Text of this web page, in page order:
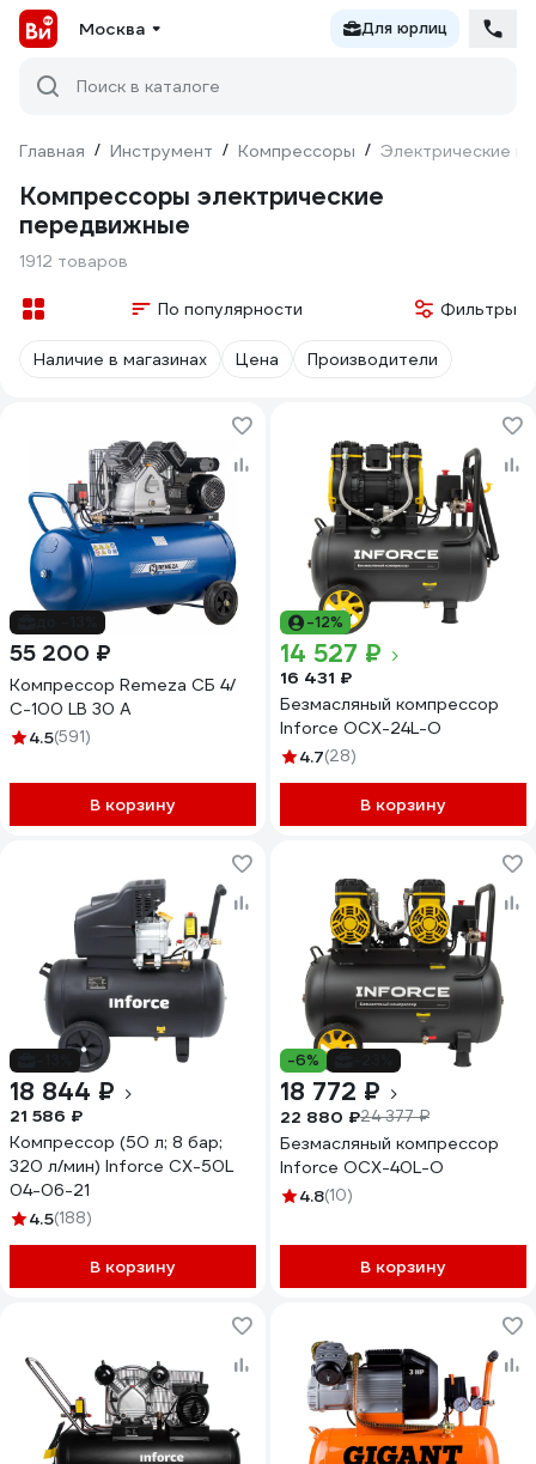
Москва Для юрлиц
Поиск в каталоге
Главная / Инструмент / Компрессоры / Электрические
Компрессоры электрические
передвижные
1912 товаров
По популярности Фильтры
Наличие в магазинах Цена Производители
55 200 ₽
Компрессор Remeza СБ 4/
С-100 LB 30 A
4.5(591)
В корзину
-12%
14 527 ₽
16 431 ₽
Безмасляный компрессор
Inforce OCX-24L-O
4.7(28)
В корзину
18 844 ₽
21 586 ₽
Компрессор (50 л; 8 бар;
320 л/мин) Inforce CX-50L
04-06-21
4.5(188)
В корзину
-6%
18 772 ₽
22 880 ₽24 377 ₽
Безмасляный компрессор
Inforce OCX-40L-O
4.8(10)
В корзину